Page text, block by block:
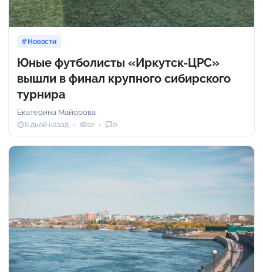
Новости
Юные футболисты «Иркутск-ЦРС»
вышли в финал крупного сибирского
турнира
Екатерина Майорова
6 дней назад 12 0